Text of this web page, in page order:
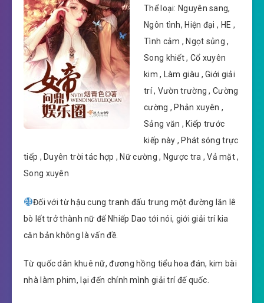
Thể loại: Nguyên sang,
Ngôn tình, Hiện đại , HE ,
Tình cảm , Ngọt sủng ,
Song khiết , Cổ xuyên
kim , Làm giàu , Giới giải
trí , Vườn trường , Cường
cường , Phản xuyên ,
Sảng văn , Kiếp trước
kiếp này , Phát sóng trực
tiếp , Duyên trời tác hợp , Nữ cường , Ngược tra , Vả mặt ,
Song xuyên
Đối với từ hậu cung tranh đấu trung một đường lăn lê
bò lết trở thành nữ đế Nhiếp Dao tới nói, giới giải trí kia
căn bản không là vấn đề.
Từ quốc dân khuê nữ, đương hồng tiểu hoa đán, kim bài
nhà làm phim, lại đến chính mình giải trí đế quốc.